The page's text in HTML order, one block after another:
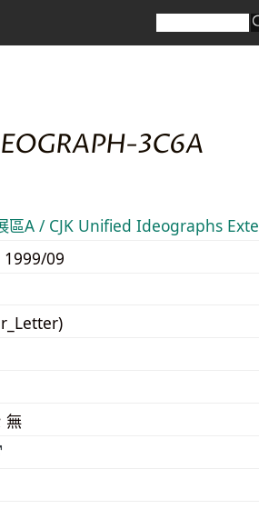
3C6A
區A / CJK Unified Ideographs
1999/09
無